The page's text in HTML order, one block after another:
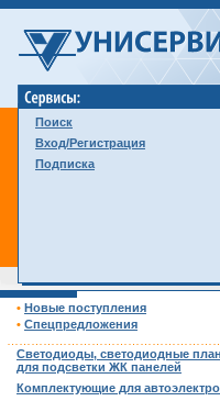
Поиск
Вход/Регистрация
Подписка
• Новые поступления
• Спецпредложения
Светодиоды, светодиодные
для подсветки ЖК панелей
Комплектующие для